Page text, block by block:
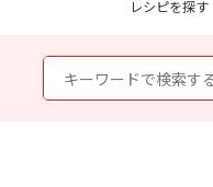
レシピを探す